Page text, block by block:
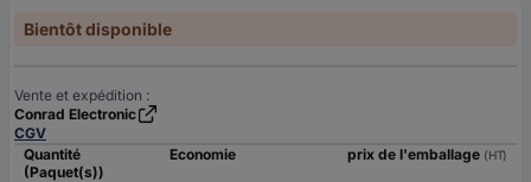
Bientôt disponible
Vente et expédition :
Conrad Electronic
CGV
Quantité
(Paquet(s))
Economie prix de l'emballage (HT)